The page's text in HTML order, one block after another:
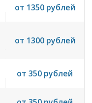
от 1350 рублей
от 1300 рублей
от 350 рублей